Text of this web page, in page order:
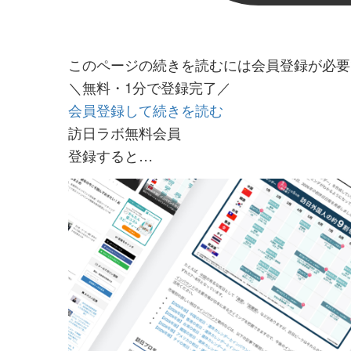
このページの続きを読むには会員登録が必
＼無料・1分で登録完了／
会員登録して続きを読む
訪日ラボ無料会員
登録すると…